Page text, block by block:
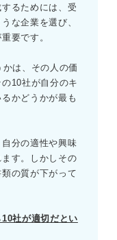
るためには、受
な企業を選び、
要です。
は、その人の価
10社が自分のキ
かどうかが最も
分の適性や興味
す。しかしその
の質が下がって
社が適切だとい